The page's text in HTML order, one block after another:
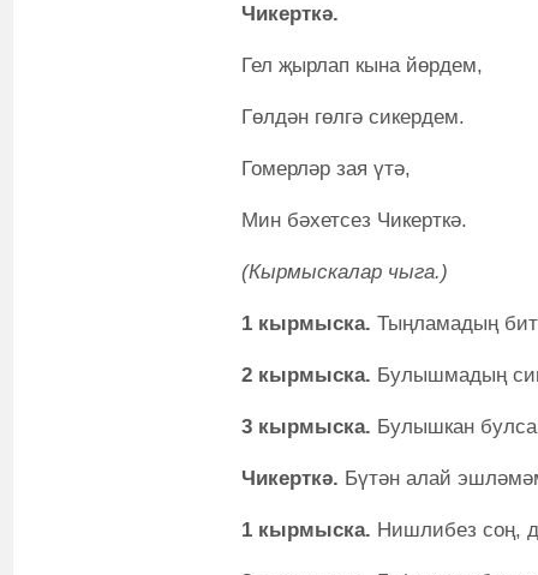
Чикерткә.
Гел җырлап кына йөрдем,
Гөлдән гөлгә сикердем.
Гомерләр зая үтә,
Мин бәхетсез Чикерткә.
(Кырмыскалар чыга.)
1 кырмыска. Тыңламадың
2 кырмыска. Булышмадың
3 кырмыска. Булышкан
Чикерткә. Бүтән алай
1 кырмыска. Нишлибез соң,